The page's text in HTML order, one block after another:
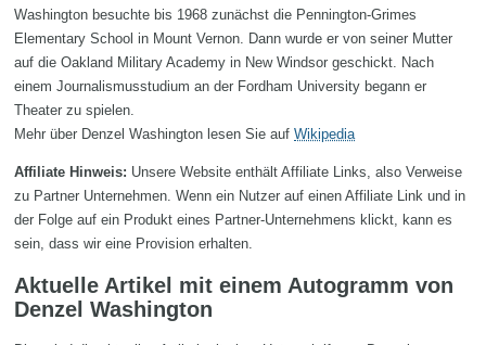
Washington besuchte bis 1968 zunächst die Pennington-Grimes
Elementary School in Mount Vernon. Dann wurde er von seiner Mutter
auf die Oakland Military Academy in New Windsor geschickt. Nach
einem Journalismusstudium an der Fordham University begann er
Theater zu spielen.
Mehr über Denzel Washington lesen Sie auf Wikipedia
Affiliate Hinweis: Unsere Website enthält Affiliate Links, also Verweise
zu Partner Unternehmen. Wenn ein Nutzer auf einen Affiliate Link und in
der Folge auf ein Produkt eines Partner-Unternehmens klickt, kann es
sein, dass wir eine Provision erhalten.
Aktuelle Artikel mit einem Autogramm von
Denzel Washington